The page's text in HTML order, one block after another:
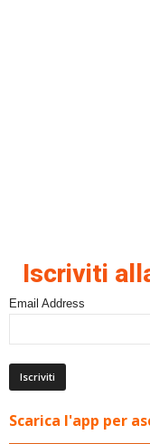
Iscriviti
Email Address
Scarica l'app per